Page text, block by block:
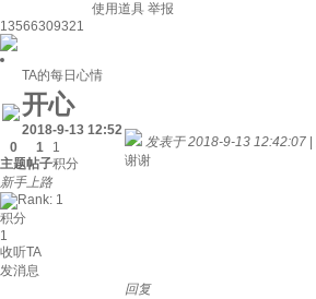
使用道具 举报
13566309321
TA的每日心情
开心
2018-9-13 12:52
0
主题
1
帖子
1
积分
新手上路
积分
1
收听TA
发消息
发表于 2018-9-13 12:42:07
谢谢
回复